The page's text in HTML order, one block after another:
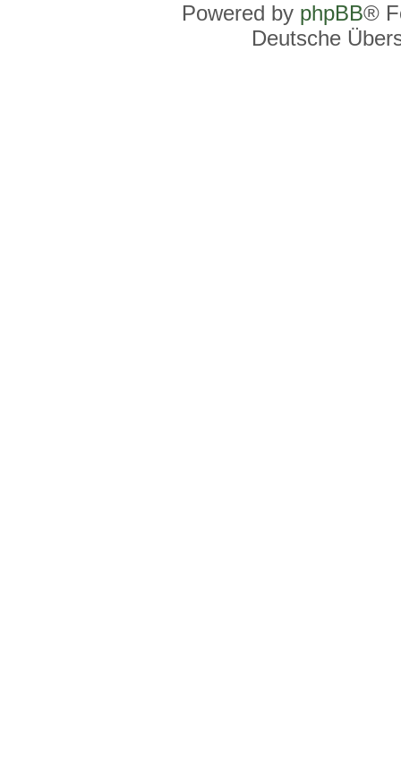
Powered by phpBB®
Deutsche